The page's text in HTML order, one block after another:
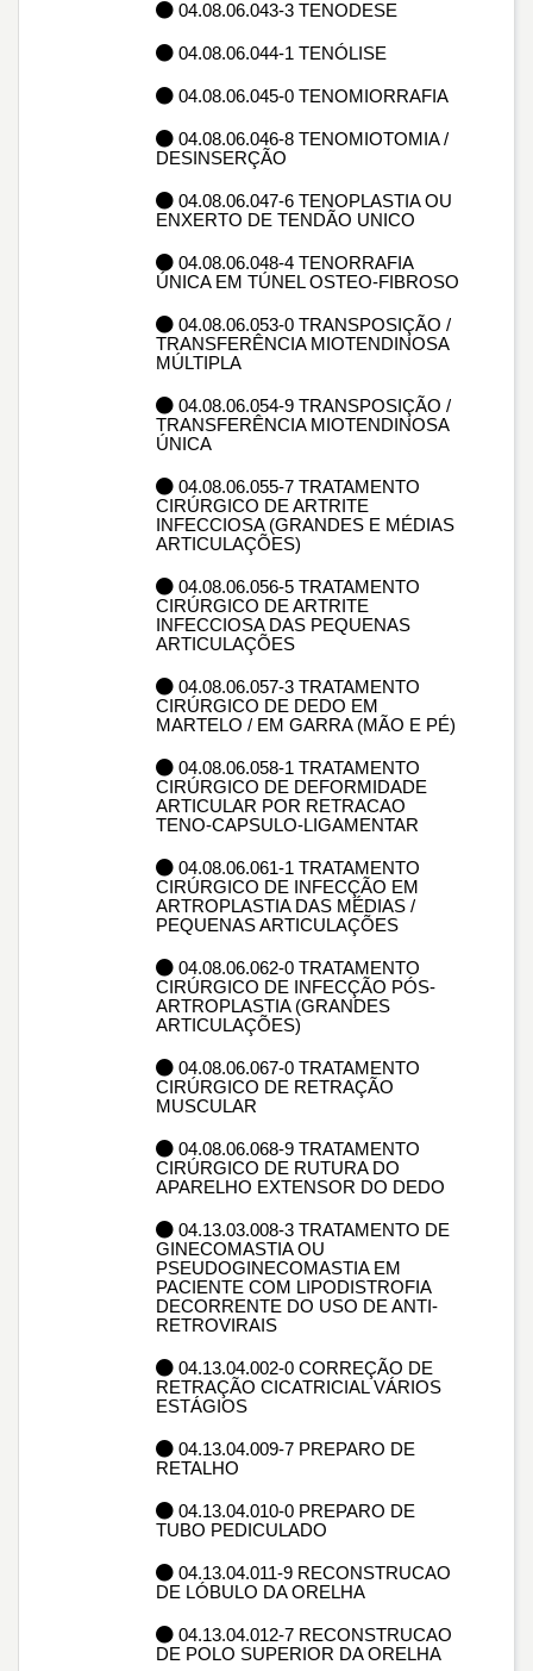
04.08.06.043-3 TENODESE
04.08.06.044-1 TENÓLISE
04.08.06.045-0 TENOMIORRAFIA
04.08.06.046-8 TENOMIOTOMIA /
DESINSERÇÃO
04.08.06.047-6 TENOPLASTIA OU
ENXERTO DE TENDÃO UNICO
04.08.06.048-4 TENORRAFIA
ÚNICA EM TÚNEL OSTEO-FIBROSO
04.08.06.053-0 TRANSPOSIÇÃO /
TRANSFERÊNCIA MIOTENDINOSA
MÚLTIPLA
04.08.06.054-9 TRANSPOSIÇÃO /
TRANSFERÊNCIA MIOTENDINOSA
ÚNICA
04.08.06.055-7 TRATAMENTO
CIRÚRGICO DE ARTRITE
INFECCIOSA (GRANDES E MÉDIAS
ARTICULAÇÕES)
04.08.06.056-5 TRATAMENTO
CIRÚRGICO DE ARTRITE
INFECCIOSA DAS PEQUENAS
ARTICULAÇÕES
04.08.06.057-3 TRATAMENTO
CIRÚRGICO DE DEDO EM
MARTELO / EM GARRA (MÃO E PÉ)
04.08.06.058-1 TRATAMENTO
CIRÚRGICO DE DEFORMIDADE
ARTICULAR POR RETRACAO
TENO-CAPSULO-LIGAMENTAR
04.08.06.061-1 TRATAMENTO
CIRÚRGICO DE INFECÇÃO EM
ARTROPLASTIA DAS MÉDIAS /
PEQUENAS ARTICULAÇÕES
04.08.06.062-0 TRATAMENTO
CIRÚRGICO DE INFECÇÃO PÓS-
ARTROPLASTIA (GRANDES
ARTICULAÇÕES)
04.08.06.067-0 TRATAMENTO
CIRÚRGICO DE RETRAÇÃO
MUSCULAR
04.08.06.068-9 TRATAMENTO
CIRÚRGICO DE RUTURA DO
APARELHO EXTENSOR DO DEDO
04.13.03.008-3 TRATAMENTO DE
GINECOMASTIA OU
PSEUDOGINECOMASTIA EM
PACIENTE COM LIPODISTROFIA
DECORRENTE DO USO DE ANTI-
RETROVIRAIS
04.13.04.002-0 CORREÇÃO DE
RETRAÇÃO CICATRICIAL VÁRIOS
ESTÁGIOS
04.13.04.009-7 PREPARO DE
RETALHO
04.13.04.010-0 PREPARO DE
TUBO PEDICULADO
04.13.04.011-9 RECONSTRUCAO
DE LÓBULO DA ORELHA
04.13.04.012-7 RECONSTRUCAO
DE POLO SUPERIOR DA ORELHA